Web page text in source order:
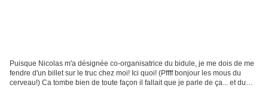
Puisque Nicolas m'a désignée co-organisatrice du bidule, je me dois de me
fendre d'un billet sur le truc chez moi! Ici quoi! (Pffff bonjour les mous du
cerveau!) Ca tombe bien de toute façon il fallait que je parle de ça... et du